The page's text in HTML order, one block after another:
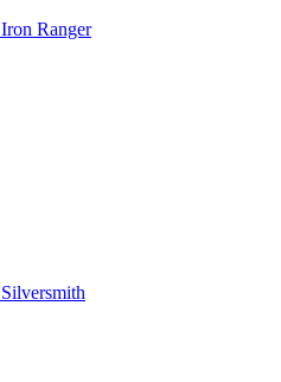
Iron Ranger
Silversmith